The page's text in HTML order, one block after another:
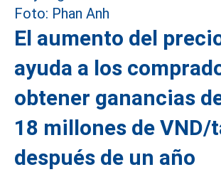
El aumento del
ayuda a los
obtener ganancias
18 millones de VND/
después de un año